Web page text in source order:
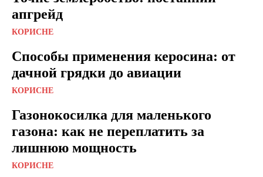
апгрейд
КОРИСНЕ
Способы применения керосина: от
дачной грядки до авиации
КОРИСНЕ
Газонокосилка для маленького
газона: как не переплатить за
лишнюю мощность
КОРИСНЕ